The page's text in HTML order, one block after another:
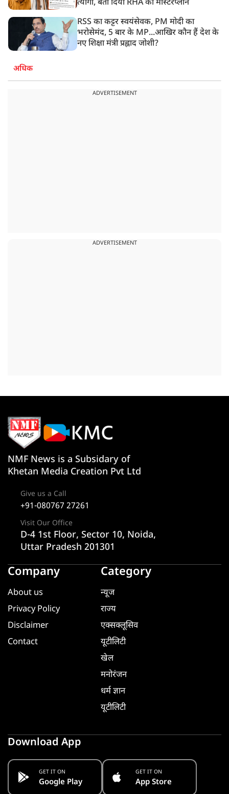
त्यागी, बता दिया RHA का मास्टरप्लान
RSS का कट्टर स्वयंसेवक, PM मोदी का
भरोसेमंद, 5 बार के MP...आखिर कौन हैं देश के
नए शिक्षा मंत्री प्रह्लाद जोशी?
अधिक
ADVERTISEMENT
ADVERTISEMENT
NMF News is a Subsidary of
Khetan Media Creation Pvt Ltd
Give us a Call
+91-080767 27261
Visit Our Office
D-4 1st Floor, Sector 10, Noida,
Uttar Pradesh 201301
Company
About us
Privacy Policy
Disclaimer
Contact
Category
न्यूज
राज्य
एक्सक्लूसिव
यूटीलिटी
खेल
मनोरंजन
धर्म ज्ञान
यूटीलिटी
Download App
GET IT ON
Google Play
GET IT ON
App Store